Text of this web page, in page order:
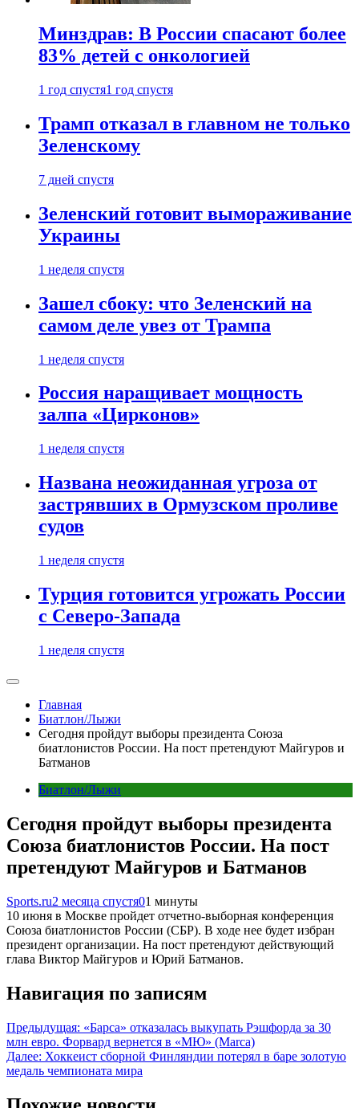
Минздрав: В России спасают более
83% детей с онкологией
1 год спустя1 год спустя
Трамп отказал в главном не только
Зеленскому
7 дней спустя
Зеленский готовит вымораживание
Украины
1 неделя спустя
Зашел сбоку: что Зеленский на
самом деле увез от Трампа
1 неделя спустя
Россия наращивает мощность
залпа «Цирконов»
1 неделя спустя
Названа неожиданная угроза от
застрявших в Ормузском проливе
судов
1 неделя спустя
Турция готовится угрожать России
с Северо-Запада
1 неделя спустя
Главная
Биатлон/Лыжи
Сегодня пройдут выборы президента Союза
биатлонистов России. На пост претендуют Майгуров и
Батманов
Биатлон/Лыжи
Сегодня пройдут выборы президента
Союза биатлонистов России. На пост
претендуют Майгуров и Батманов
Sports.ru2 месяца спустя01 минуты
10 июня в Москве пройдет отчетно-выборная конференция
Союза биатлонистов России (СБР). В ходе нее будет избран
президент организации. На пост претендуют действующий
глава Виктор Майгуров и Юрий Батманов.
Навигация по записям
Предыдущая: «Барса» отказалась выкупать Рэшфорда за 30
млн евро. Форвард вернется в «МЮ» (Marca)
Далее: Хоккеист сборной Финляндии потерял в баре золотую
медаль чемпионата мира